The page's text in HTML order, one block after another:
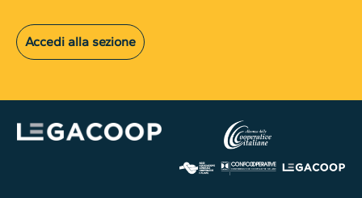
Accedi alla sezione